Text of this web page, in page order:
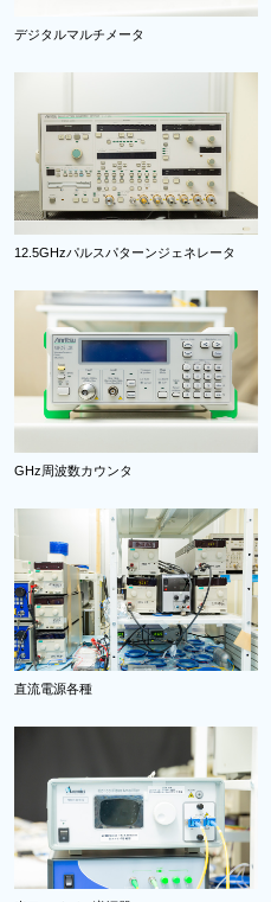
デジタルマルチメータ
12.5GHzパルスパターンジェネレータ
GHz周波数カウンタ
直流電源各種